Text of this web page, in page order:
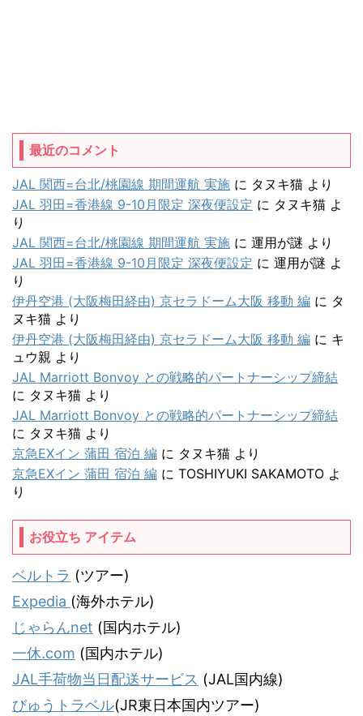
最近のコメント
JAL 関西=台北/桃園線 期間運航 実施 に タヌキ猫 より
JAL 羽田=香港線 9-10月限定 深夜便設定 に タヌキ猫 よ
り
JAL 関西=台北/桃園線 期間運航 実施 に 運用が謎 より
JAL 羽田=香港線 9-10月限定 深夜便設定 に 運用が謎 よ
り
伊丹空港 (大阪梅田経由) 京セラドーム大阪 移動 編 に タ
ヌキ猫 より
伊丹空港 (大阪梅田経由) 京セラドーム大阪 移動 編 に キ
ュウ親 より
JAL Marriott Bonvoy との戦略的パートナーシップ締結
に タヌキ猫 より
JAL Marriott Bonvoy との戦略的パートナーシップ締結
に タヌキ猫 より
京急EXイン 蒲田 宿泊 編 に タヌキ猫 より
京急EXイン 蒲田 宿泊 編 に TOSHIYUKI SAKAMOTO よ
り
お役立ち アイテム
ベルトラ (ツアー)
Expedia (海外ホテル)
じゃらんnet (国内ホテル)
一休.com (国内ホテル)
JAL手荷物当日配送サービス (JAL国内線)
びゅうトラベル(JR東日本国内ツアー)